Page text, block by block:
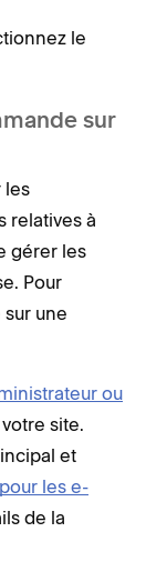
le
sur
les
relatives à
gérer les
Pour
une
ou
site.
et
les e-
de la